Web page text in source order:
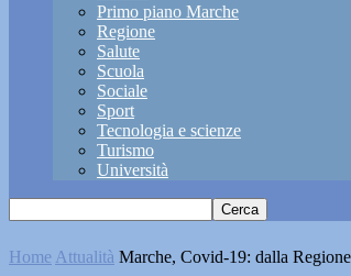
Primo piano Marche
Regione
Salute
Scuola
Sociale
Sport
Tecnologia e scienze
Turismo
Università
Home Attualità Marche, Covid-19: dalla